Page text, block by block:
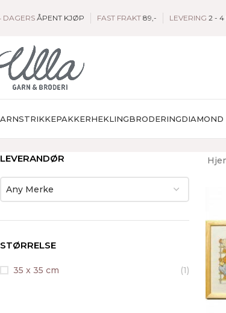
DAGERS ÅPENT KJØP FAST FRAKT 89,- LEVERING 2 - 4
STRIKKEPAKKERHEKLINGBRODERINGDIAMOND
LEVERANDØR
Any Merke
STØRRELSE
35 x 35 cm (1)